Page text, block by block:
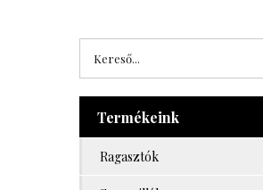
Termékeink
Ragasztók